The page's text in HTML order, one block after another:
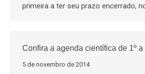
primeira a ter seu prazo encerrado,
Confira a agenda científica de 1º
5 de novembro de 2014